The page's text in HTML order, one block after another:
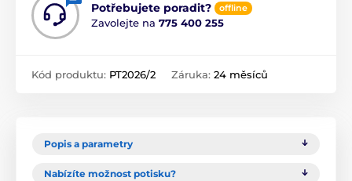
Potřebujete poradit? offline
Zavolejte na 775 400 255
Kód produktu: PT2026/2 Záruka: 24 měsíců
Popis a parametry
Nabízíte možnost potisku?